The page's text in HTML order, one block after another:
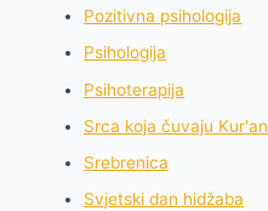
Pozitivna psihologija
Psihologija
Psihoterapija
Srca koja čuvaju Kur'an
Srebrenica
Svjetski dan hidžaba